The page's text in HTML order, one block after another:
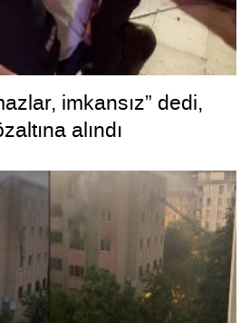
imkansız” dedi,
alındı